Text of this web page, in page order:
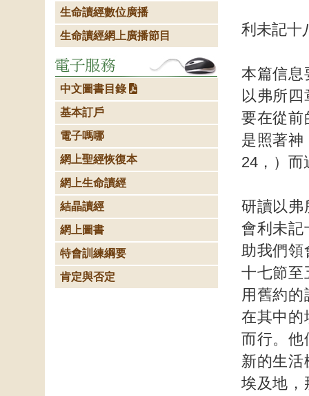
利未記十
本篇信息
以弗所
要在從前
是照著神
24，）而
研讀以弗
會利未記
助我們領
十七節至
用舊約
在其中的
而行。他
新的生活
埃及地，
生命讀經數位廣播
生命讀經網上廣播節目
中文圖書目錄
基本訂戶
電子嗎哪
網上聖經恢復本
網上生命讀經
結晶讀經
網上圖書
特會訓練綱要
肯定與否定